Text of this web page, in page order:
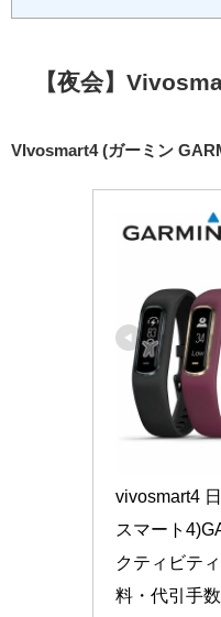
【夜会】
VIvosmart4 (ガーミン
vivosmart4
スマート
クティビテ
料・代引手